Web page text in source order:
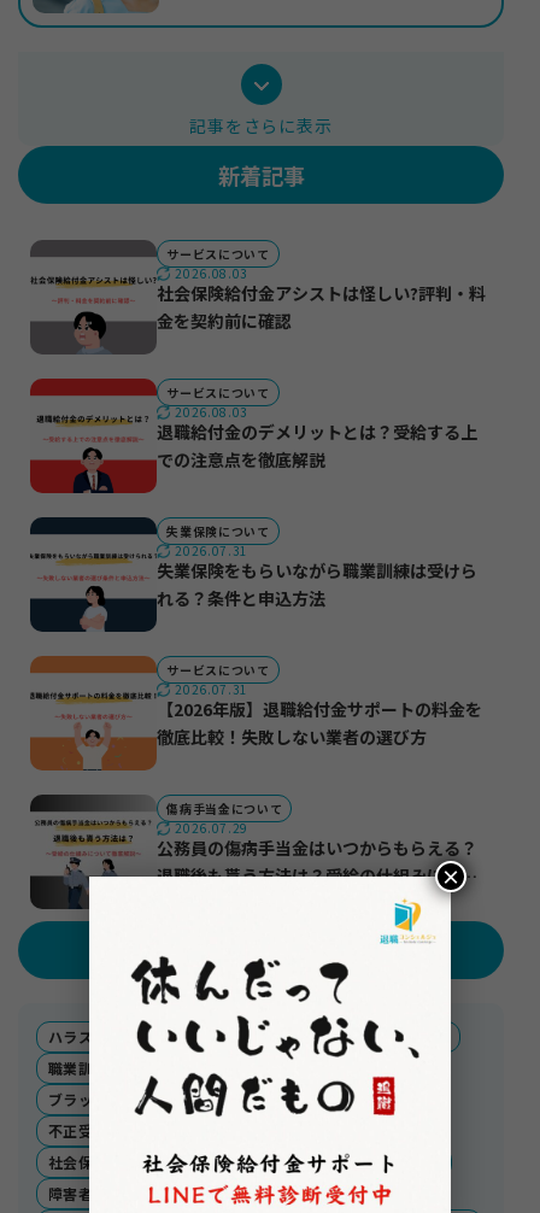
記事をさらに表示
新着記事
サービスについて
2026.08.03
社会保険給付金アシストは怪しい?評判・料
金を契約前に確認
サービスについて
2026.08.03
退職給付金のデメリットとは？受給する上
での注意点を徹底解説
失業保険について
2026.07.31
失業保険をもらいながら職業訓練は受けら
れる？条件と申込方法
サービスについて
2026.07.31
【2026年版】退職給付金サポートの料金を
徹底比較！失敗しない業者の選び方
傷病手当金について
2026.07.29
公務員の傷病手当金はいつからもらえる？
退職後も貰う方法は？受給の仕組みについ
ハラスメント スタートアップ
生活福祉資金貸付制度
職業訓練受講給付金
ブラック企業
ベンチャー企業 不支給
引っ越し
不正受給
社会保険給付金
障害厚生年金 業務委託
労務不能
障害者手帳
ハローワーク 引き継ぎ
派遣契約
×